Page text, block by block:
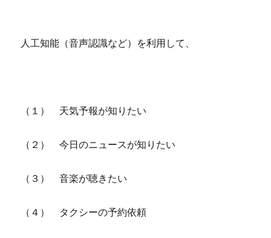
人工知能（音声認識など）を利用して、
（１） 天気予報が知りたい
（２） 今日のニュースが知りたい
（３） 音楽が聴きたい
（４） タクシーの予約依頼